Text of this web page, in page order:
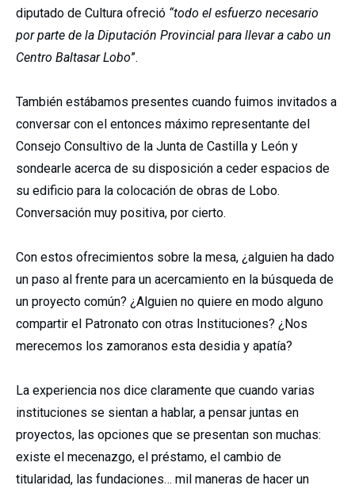
diputado de Cultura ofreció “todo el esfuerzo necesario
por parte de la Diputación Provincial para llevar a cabo un
Centro Baltasar Lobo”.
También estábamos presentes cuando fuimos invitados a
conversar con el entonces máximo representante del
Consejo Consultivo de la Junta de Castilla y León y
sondearle acerca de su disposición a ceder espacios de
su edificio para la colocación de obras de Lobo.
Conversación muy positiva, por cierto.
Con estos ofrecimientos sobre la mesa, ¿alguien ha dado
un paso al frente para un acercamiento en la búsqueda de
un proyecto común? ¿Alguien no quiere en modo alguno
compartir el Patronato con otras Instituciones? ¿Nos
merecemos los zamoranos esta desidia y apatía?
La experiencia nos dice claramente que cuando varias
instituciones se sientan a hablar, a pensar juntas en
proyectos, las opciones que se presentan son muchas:
existe el mecenazgo, el préstamo, el cambio de
titularidad, las fundaciones… mil maneras de hacer un